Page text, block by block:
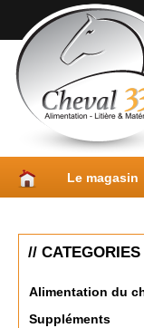
Le magasin
// CATEGORIES
Alimentation du
Suppléments